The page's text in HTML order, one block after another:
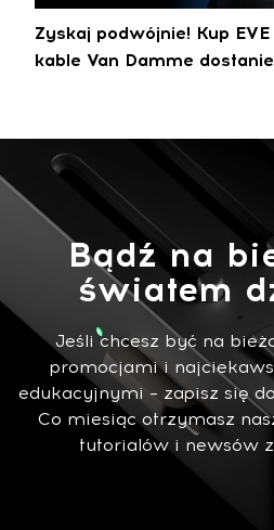
Zyskaj podwójnie! Kup EVE
kable Van Damme
Bądź na
światem
Jeśli chcesz być na
promocjami i
edukacyjnymi – zapisz się
Co miesiąc otrzymasz
tutorialów i newsów